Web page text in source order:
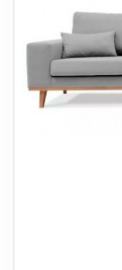
ENTREMØBLER
HAVEMØBLER